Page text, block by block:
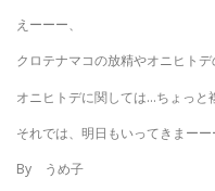
えーーー、
クロテナマコの放精やオニヒト
オニヒトデに関しては…ちょっと
それでは、明日もいってきまー
By うめ子